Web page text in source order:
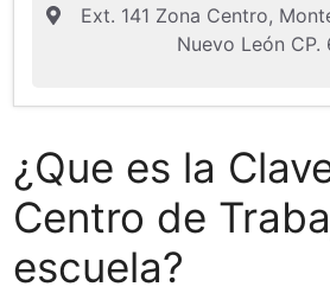
Ext. 141 Zona Centro,
Nuevo León CP.
¿Que es la
Centro de
escuela?